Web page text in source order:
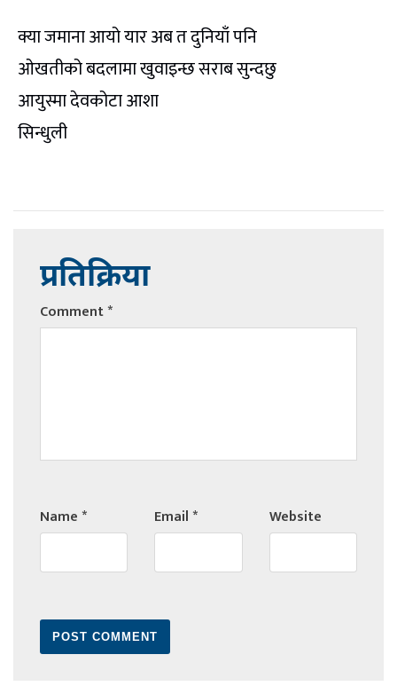
क्या जमाना आयो यार अब त दुनियाँ पनि
ओखतीको बदलामा खुवाइन्छ सराब सुन्दछु
आयुस्मा देवकोटा आशा
सिन्धुली
प्रतिक्रिया
Comment*
Name* Email* Website